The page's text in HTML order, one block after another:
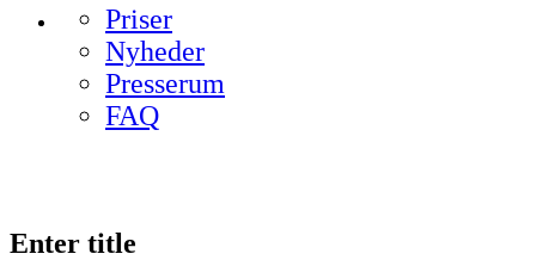
Priser
Nyheder
Presserum
FAQ
Enter title